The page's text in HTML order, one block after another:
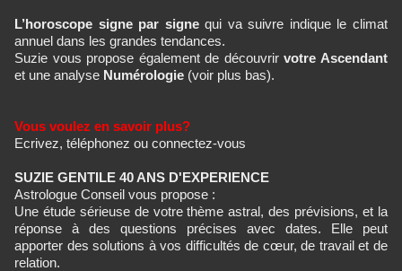
L’horoscope signe par signequi va suivre indique le climat
annuel dans les grandes tendances.
Suzie vous propose également de découvrirvotre Ascendant
et une analyse Numérologie (voir plus bas).
Vous voulez en savoir plus?
Ecrivez, téléphonez ou connectez-vous
SUZIE GENTILE 40 ANS D'EXPERIENCE
Astrologue Conseil vous propose :
Une étude sérieuse de votre thème astral, des prévisions, et la
réponse à des questions précises avec dates. Elle peut
apporter des solutions à vos difficultés de cœur, de travail et de
relation.